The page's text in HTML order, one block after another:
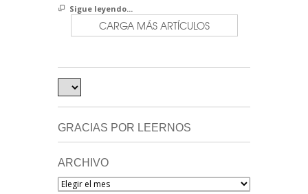
Sigue leyendo...
CARGA MÁS ARTÍCULOS
GRACIAS POR LEERNOS
ARCHIVO
Archivo